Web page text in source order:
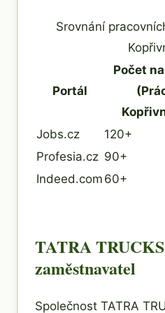
Srovnání
Portál
Počet
Jobs.cz 120+
Profesia.cz 90+
Indeed.com 60+
TATRA
zaměstnavatel
Společnost TATRA